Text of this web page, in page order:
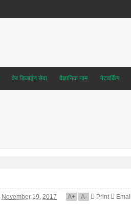
वेब डिजाईन सेवा वैज्ञानिक नाम नेटवर्किंग
November 19, 2017 A+ A- Print Email